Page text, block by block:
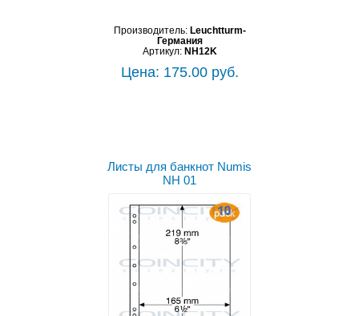
Производитель: Leuchtturm-
Германия
Артикул: NH12K
Цена: 175.00 руб.
Листы для банкнот Numis
NH 01